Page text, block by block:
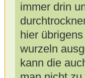
immer drin
hier
wurzeln
kann die